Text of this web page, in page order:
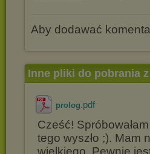
Aby dodawać
Inne pliki do pobrania
prolog.pdf
Cześć!
tego wyszło ;). Mam
wielkiego. Pewnie